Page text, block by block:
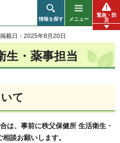
情報を探す メニュー
緊急・防
災
掲載日：2025年8月20日
生・薬事担当
て
は、事前に秩父保健所 生活衛生・
談お願いします。